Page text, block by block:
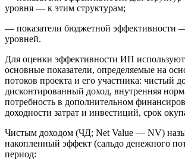
уровня — к этим структурам;
— показатели бюджетной эффективности
уровней.
Для оценки эффективности ИП
основные показатели, определяемые на
потоков проекта и его участника: чистый
дисконтированный доход, внутренняя
потребность в дополнительном
доходности затрат и инвестиций, срок
Чистым доходом (ЧД; Net Value — NV)
накопленный эффект (сальдо денежного
период: